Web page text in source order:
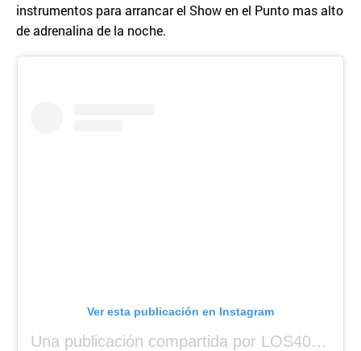
instrumentos para arrancar el Show en el Punto mas alto
de adrenalina de la noche.
Ver esta publicación en Instagram
Una publicación compartida por LOS40 Panamá (@los40panama)